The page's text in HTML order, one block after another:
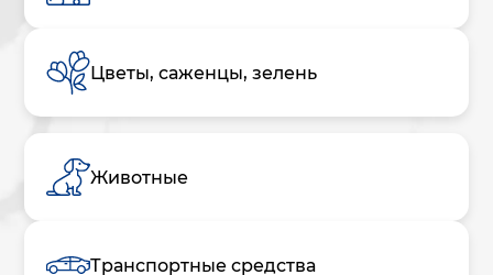
Цветы, саженцы, зелень
Животные
Транспортные средства